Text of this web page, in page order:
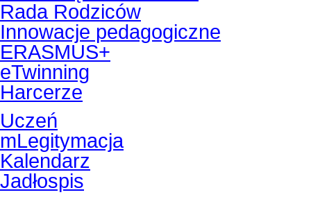
Rada Rodziców
Innowacje pedagogiczne
ERASMUS+
eTwinning
Harcerze
Uczeń
mLegitymacja
Kalendarz
Jadłospis